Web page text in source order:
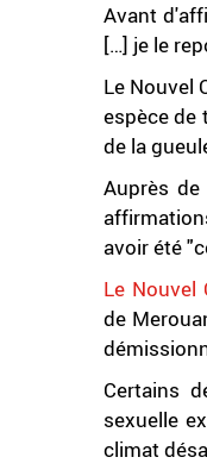
Avant
[…] je le
Le Nouvel
espèce de
de la
Auprès
avoir été
Le Nouvel
de
Certains
sexuelle
climat